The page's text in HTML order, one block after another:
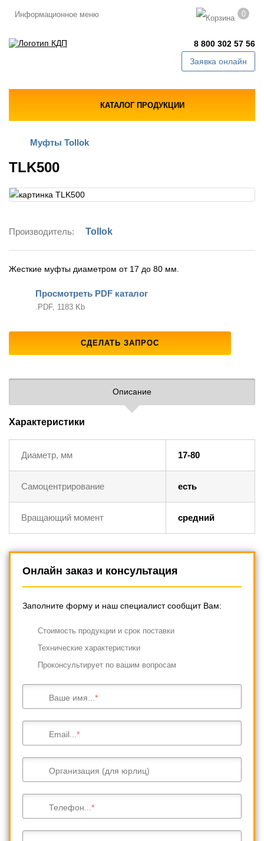
Информационное меню 0
8 800 302 57 56
Заявка онлайн
КАТАЛОГ ПРОДУКЦИИ
Муфты Tollok
TLK500
Производитель: Tollok
Жесткие муфты диаметром от 17 до 80 мм.
Просмотреть PDF каталог
.PDF, 1183 Kb
СДЕЛАТЬ ЗАПРОС
Описание
Характеристики
Диаметр, мм 17-80
Самоцентрирование есть
Вращающий момент средний
Онлайн заказ и консультация
Заполните форму и наш специалист сообщит Вам:
Cтоимость продукции и срок поставки
Технические характеристики
Проконсультирует по вашим вопросам
Ваше имя...
Email...
Организация (для юрлиц)
Телефон...